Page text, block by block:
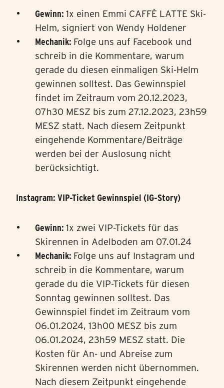
Gewinn:1x einen Emmi CAFFÈ LATTE Ski-
Helm, signiert von Wendy Holdener
Mechanik: Folge uns auf Facebook und
schreib in die Kommentare, warum
gerade du diesen einmaligen Ski-Helm
gewinnen solltest. Das Gewinnspiel
findet im Zeitraum vom 20.12.2023,
07h30 MESZ bis zum 27.12.2023, 23h59
MESZ statt. Nach diesem Zeitpunkt
eingehende Kommentare/Beiträge
werden bei der Auslosung nicht
berücksichtigt.
Instagram: VIP-Ticket Gewinnspiel (IG-Story)
Gewinn:1x zwei VIP-Tickets für das
Skirennen in Adelboden am 07.01.24
Mechanik: Folge uns auf Instagram und
schreib in die Kommentare, warum
gerade du die VIP-Tickets für diesen
Sonntag gewinnen solltest. Das
Gewinnspiel findet im Zeitraum vom
06.01.2024, 13h00 MESZ bis zum
06.01.2024, 23h59 MESZ statt. Die
Kosten für An- und Abreise zum
Skirennen werden nicht übernommen.
Nach diesem Zeitpunkt eingehende